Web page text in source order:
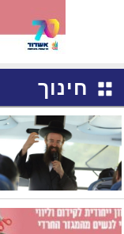
חינוך